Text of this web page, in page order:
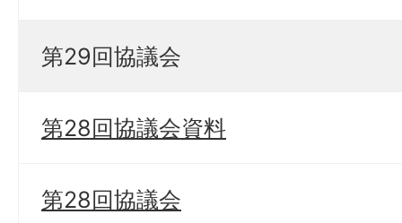
第29回協議会
第28回協議会資料
第28回協議会